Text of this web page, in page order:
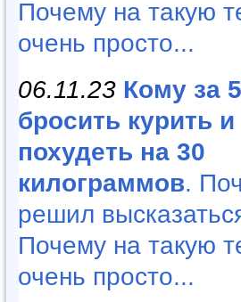
Почему на такую
очень просто...
06.11.23 Кому за
бросить курить и
похудеть на 30
килограммов.
решил
Почему на такую
очень просто...